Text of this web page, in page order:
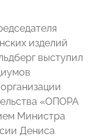
изделий
выступил
«ОПОРА
Министра
Дениса